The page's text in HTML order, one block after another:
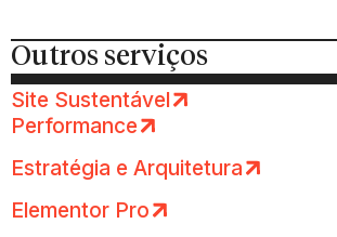
Outros serviços
Site Sustentável
Performance
Estratégia e Arquitetura
Elementor Pro